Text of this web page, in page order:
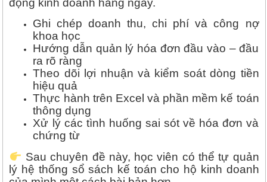
động kinh doanh hằng ngày.
Ghi chép doanh thu, chi phí và công nợ
khoa học
Hướng dẫn quản lý hóa đơn đầu vào – đầu
ra rõ ràng
Theo dõi lợi nhuận và kiểm soát dòng tiền
hiệu quả
Thực hành trên Excel và phần mềm kế toán
thông dụng
Xử lý các tình huống sai sót về hóa đơn và
chứng từ
Sau chuyên đề này, học viên có thể tự quản
lý hệ thống sổ sách kế toán cho hộ kinh doanh